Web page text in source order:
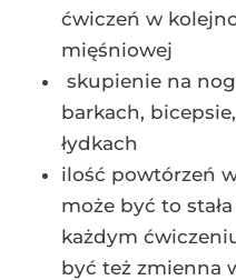
ćwiczeń w
mięśniowej
skupienie na
barkach,
łydkach
ilość powtórzeń
może być to
każdym
być też zmienna